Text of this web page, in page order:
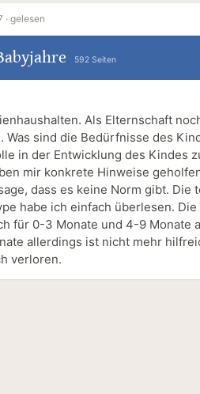
· gelesen
592 Seiten
Als Elternschaft
Was sind die Bedürfnisse des
in der Entwicklung des Kindes
mir konkrete Hinweise
dass es keine Norm gibt. Die
habe ich einfach überlesen.
für 0-3 Monate und 4-9 Monate
allerdings ist nicht mehr
verloren.